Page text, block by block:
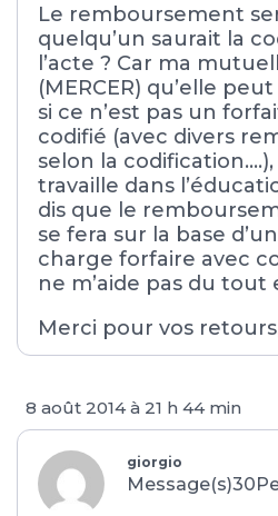
Le remboursement
quelqu’un saurait la
l’acte ? Car ma
(MERCER) qu’elle
si ce n’est pas un
codifié (avec divers
selon la codification….),
travaille dans
dis que le
se fera sur la base
charge forfaire avec
ne m’aide pas du tout
Merci pour vos
8 août 2014 à 21 h 44 min
giorgio
Message(s)30